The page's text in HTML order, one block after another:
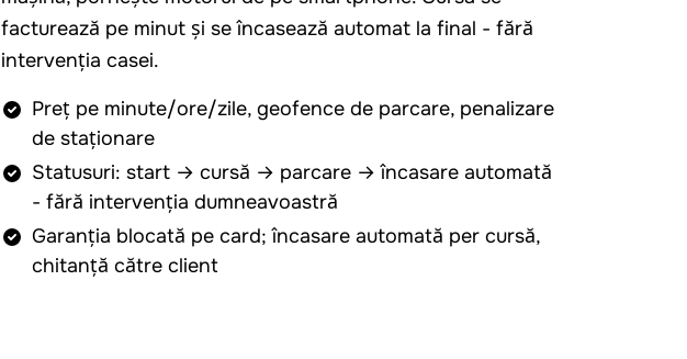
facturează pe minut și se încasează automat la final - fără
intervenția casei.
Preț pe minute/ore/zile, geofence de parcare, penalizare
de staționare
Statusuri: start → cursă → parcare → încasare automată
- fără intervenția dumneavoastră
Garanția blocată pe card; încasare automată per cursă,
chitanță către client